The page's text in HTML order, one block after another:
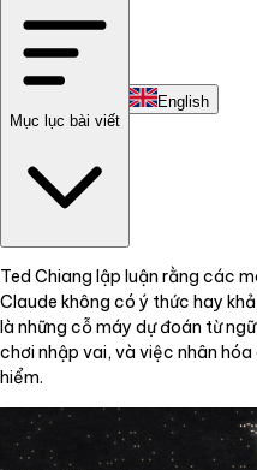
Liên hệ
English
Mục lục bài viết
Ted Chiang lập luận rằng các
Claude không có ý thức hay
là những cỗ máy dự đoán từ
chơi nhập vai, và việc nhân
hiểm.